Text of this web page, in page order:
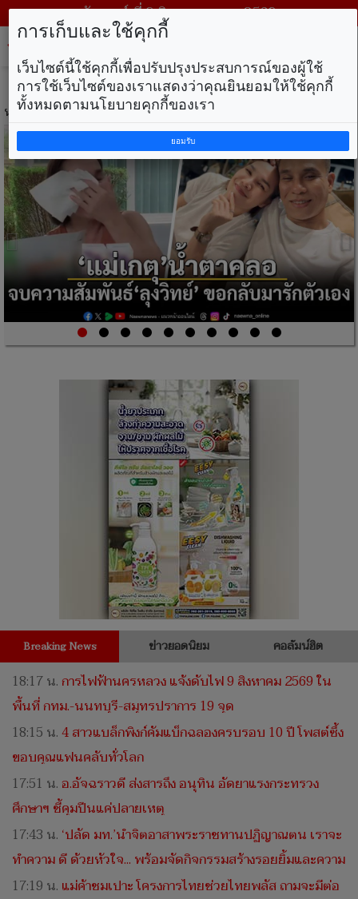
วันเสาร์ ที่ 8 สิงหาคม พ.ศ. 2569
หน้าแรก / แนวหน้า
Previous
Breaking News ข่าวยอดนิยม คอลัมน์ฮิต
18:17 น.การไฟฟ้านครหลวง แจ้งดับไฟ 9 สิงหาคม 2569 ใน
พื้นที่ กทม.-นนทบุรี-สมุทรปราการ 19 จุด
18:15 น.4 สาวแบล็กพิงก์คัมแบ็กฉลองครบรอบ 10 ปี โพสต์ซึ้ง
ขอบคุณแฟนคลับทั่วโลก
17:51 น. อ.อัจฉราวดี ส่งสารถึง อนุทิน อัดยาแรงกระทรวง
ศึกษาฯ ชี้คุมปืนแค่ปลายเหตุ
17:43 น. ‘ปลัด มท.’นำจิตอาสาพระราชทานปฏิญาณตน เราจะ
ทำความ ดี ด้วยหัวใจ... พร้อมจัดกิจกรรมสร้างรอยยิ้มและความ
สุข จิตอาสาบริการประชาชน
17:19 น. แม่ค้าชมเปาะ โครงการไทยช่วยไทยพลัส ถามจะมีต่อ
การเก็บและใช้คุกกี้
เว็บไซต์นี้ใช้คุกกี้เพื่อปรับปรุงประสบการณ์ของผู้ใช้
การใช้เว็บไซต์ของเราแสดงว่าคุณยินยอมให้ใช้คุกกี้
ทั้งหมดตามนโยบายคุกกี้ของเรา
ยอมรับ